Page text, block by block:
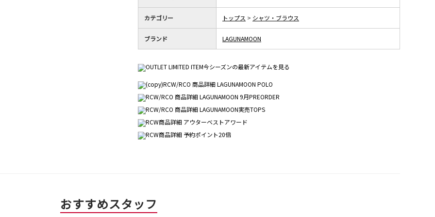
カテゴリー トップス > シャツ・ブラウス
ブランド LAGUNAMOON
おすすめスタッフ